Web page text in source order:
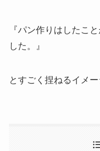
『パン作りはしたこ
した。』
とすごく捏ねるイメ